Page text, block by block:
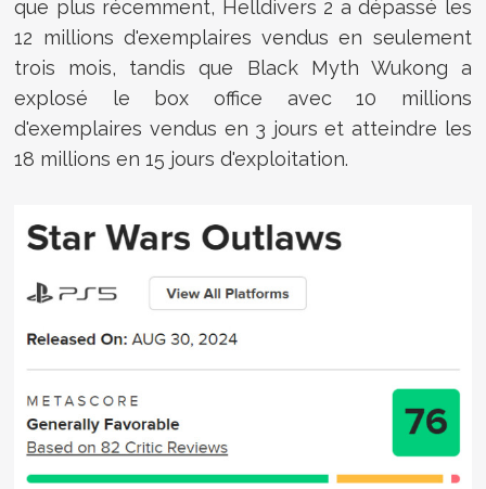
que plus récemment, Helldivers 2 a dépassé les
12 millions d'exemplaires vendus en seulement
trois mois, tandis que Black Myth Wukong a
explosé le box office avec 10 millions
d'exemplaires vendus en 3 jours et atteindre les
18 millions en 15 jours d'exploitation.